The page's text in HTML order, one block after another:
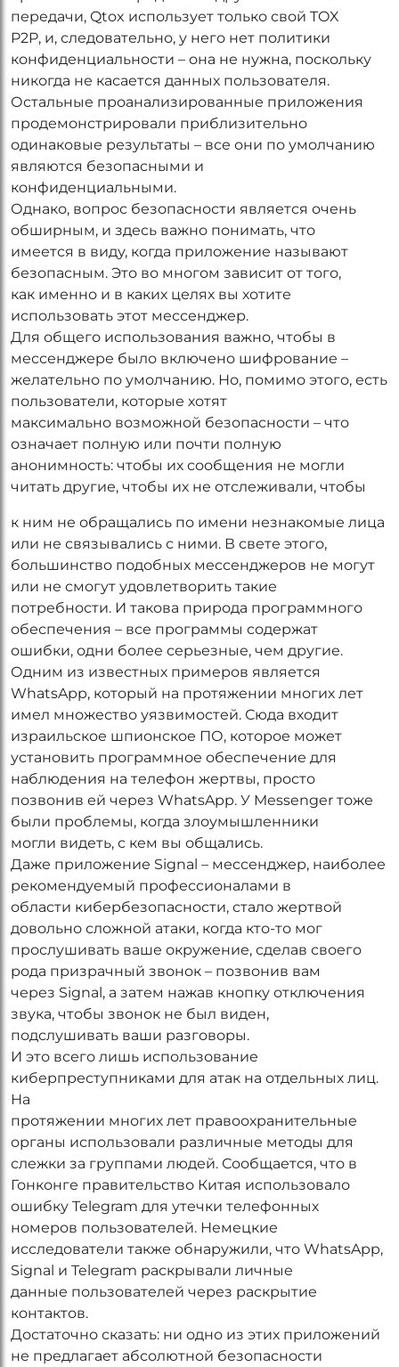
передачи, Qtox использует только свой TOX
P2P, и, следовательно, у него нет политики
конфиденциальности – она не нужна, поскольку
никогда не касается данных пользователя.
Остальные проанализированные приложения
продемонстрировали приблизительно
одинаковые результаты – все они по умолчанию
являются безопасными и
конфиденциальными.
Однако, вопрос безопасности является очень
обширным, и здесь важно понимать, что
имеется в виду, когда приложение называют
безопасным. Это во многом зависит от того,
как именно и в каких целях вы хотите
использовать этот мессенджер.
Для общего использования важно, чтобы в
мессенджере было включено шифрование –
желательно по умолчанию. Но, помимо этого, есть
пользователи, которые хотят
максимально возможной безопасности – что
означает полную или почти полную
анонимность: чтобы их сообщения не могли
читать другие, чтобы их не отслеживали, чтобы
к ним не обращались по имени незнакомые лица
или не связывались с ними. В свете этого,
большинство подобных мессенджеров не могут
или не смогут удовлетворить такие
потребности. И такова природа программного
обеспечения – все программы содержат
ошибки, одни более серьезные, чем другие.
Одним из известных примеров является
WhatsApp, который на протяжении многих лет
имел множество уязвимостей. Сюда входит
израильское шпионское ПО, которое может
установить программное обеспечение для
наблюдения на телефон жертвы, просто
позвонив ей через WhatsApp. У Messenger тоже
были проблемы, когда злоумышленники
могли видеть, с кем вы общались.
Даже приложение Signal – мессенджер, наиболее
рекомендуемый профессионалами в
области кибербезопасности, стало жертвой
довольно сложной атаки, когда кто-то мог
прослушивать ваше окружение, сделав своего
рода призрачный звонок – позвонив вам
через Signal, а затем нажав кнопку отключения
звука, чтобы звонок не был виден,
подслушивать ваши разговоры.
И это всего лишь использование
киберпреступниками для атак на отдельных лиц.
На
протяжении многих лет правоохранительные
органы использовали различные методы для
слежки за группами людей. Сообщается, что в
Гонконге правительство Китая использовало
ошибку Telegram для утечки телефонных
номеров пользователей. Немецкие
исследователи также обнаружили, что WhatsApp,
Signal и Telegram раскрывали личные
данные пользователей через раскрытие
контактов.
Достаточно сказать: ни одно из этих приложений
не предлагает абсолютной безопасности